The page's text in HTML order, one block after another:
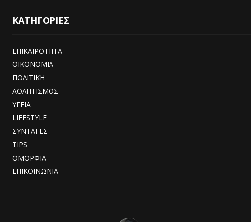
ΚΑΤΗΓΟΡΙΕΣ
ΕΠΙΚΑΙΡΟΤΗΤΑ
ΟΙΚΟΝΟΜΙΑ
ΠΟΛΙΤΙΚΗ
ΑΘΛΗΤΙΣΜΟΣ
ΥΓΕΙΑ
LIFESTYLE
ΣΥΝΤΑΓΕΣ
TIPS
ΟΜΟΡΦΙΑ
ΕΠΙΚΟΙΝΩΝΙΑ